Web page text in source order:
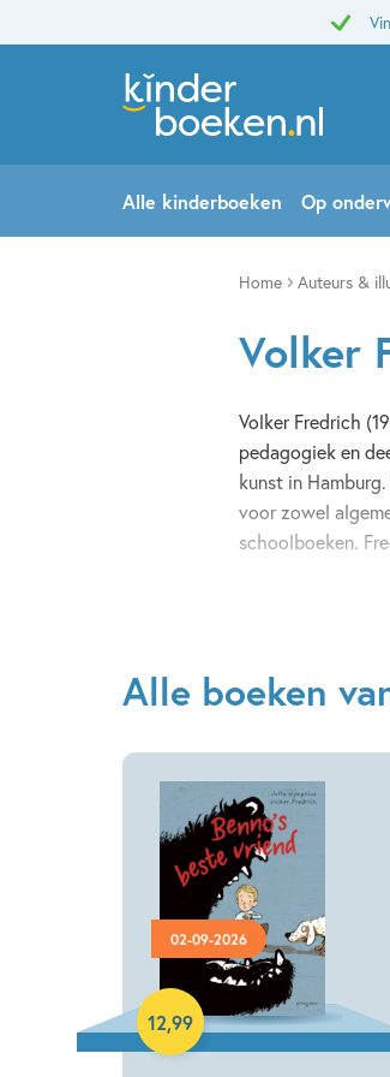
Alle kinderboeken Op
Home Auteurs &
Volker
Volker Fredrich
pedagogiek en
kunst in
voor zowel
schoolboeken.
Alle boeken
02-09-2026
12,99
Hardcover